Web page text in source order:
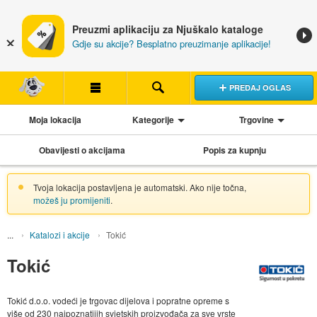
Preuzmi aplikaciju za Njuškalo kataloge
Gdje su akcije? Besplatno preuzimanje aplikacije!
PREDAJ OGLAS
Moja lokacija Kategorije Trgovine
Obavijesti o akcijama Popis za kupnju
Tvoja lokacija postavljena je automatski. Ako nije točna,
možeš ju promijeniti.
Katalozi i akcije Tokić
Tokić
Tokić d.o.o. vodeći je trgovac dijelova i popratne opreme s
više od 230 najpoznatijih svjetskih proizvođača za sve vrste